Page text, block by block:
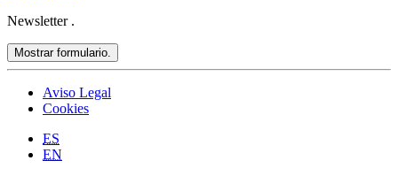
Newsletter .
Mostrar formulario.
Aviso Legal
Cookies
ES
EN